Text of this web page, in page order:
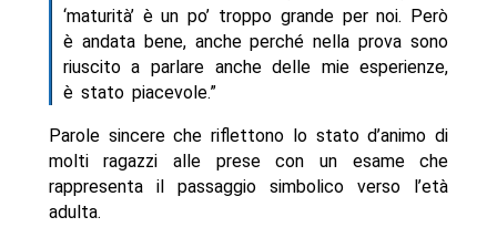
‘maturità’ è un po’ troppo grande per noi. Però
è andata bene, anche perché nella prova sono
riuscito a parlare anche delle mie esperienze,
è stato piacevole.”
Parole sincere che riflettono lo stato d’animo di
molti ragazzi alle prese con un esame che
rappresenta il passaggio simbolico verso l’età
adulta.